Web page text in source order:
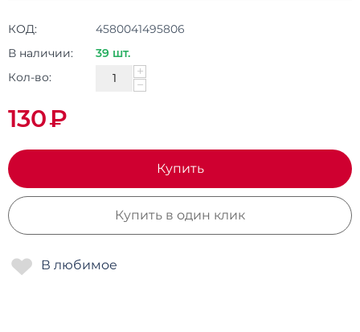
КОД:
4580041495806
В наличии:
39 шт.
Кол-во:
+
−
130₽
Купить
Купить в один клик